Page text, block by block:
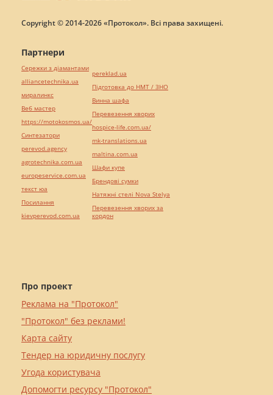
Copyright © 2014-2026 «Протокол». Всі права захищені.
Про проект
Реклама на "Протокол"
"Протокол" без реклами!
Карта сайту
Тендер на юридичну послугу
Угода користувача
Допомогти ресурсу "Протокол"
Партнери
Сережки з діамантами
alliancetechnika.ua
миралинкс
Веб мастер
https://motokosmos.ua/
Синтезатори
perevod.agency
agrotechnika.com.ua
europeservice.com.ua
текст юа
Посилання
kievperevod.com.ua
pereklad.ua
Підготовка до НМТ / ЗНО
Винна шафа
Перевезення хворих
hospice-life.com.ua/
mk-translations.ua
maltina.com.ua
Шафи купе
Брендові сумки
Натяжні стелі Nova Stelya
Перевезення хворих за
кордон